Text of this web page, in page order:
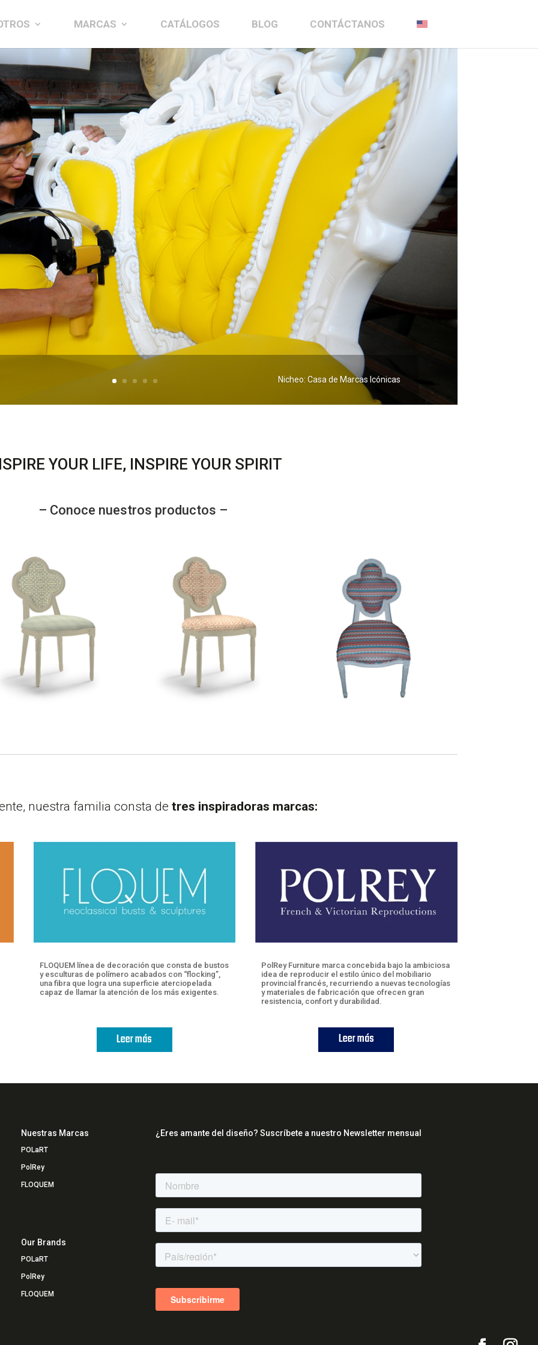
MARCAS CATÁLOGOS BLOG CONTÁCTANOS
Nicheo: Casa de Marcas Icónicas
YOUR LIFE, INSPIRE YOUR SPIRIT
– Conoce nuestros productos –
nuestra familia consta de tres inspiradoras marcas:
FLOQUEM línea de decoración que consta de bustos
y esculturas de polímero acabados con “flocking”,
una fibra que logra una superficie aterciopelada
capaz de llamar la atención de los más exigentes.
Leer más
PolRey Furniture marca concebida bajo la ambiciosa
idea de reproducir el estilo único del mobiliario
provincial francés, recurriendo a nuevas tecnologías
y materiales de fabricación que ofrecen gran
resistencia, confort y durabilidad.
Leer más
Nuestras Marcas
POLaRT
PolRey
FLOQUEM
Our Brands
POLaRT
PolRey
FLOQUEM
¿Eres amante del diseño? Suscríbete a nuestro Newsletter mensual